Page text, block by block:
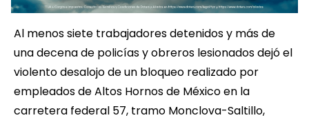
Al menos siete trabajadores detenidos y más de
una decena de policías y obreros lesionados dejó el
violento desalojo de un bloqueo realizado por
empleados de Altos Hornos de México en la
carretera federal 57, tramo Monclova-Saltillo,